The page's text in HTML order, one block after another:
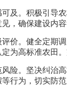
可及。积极引导
，确保建设内
评价。健全定期
为高标准农田
风险。坚决纠治
行为，切实防范